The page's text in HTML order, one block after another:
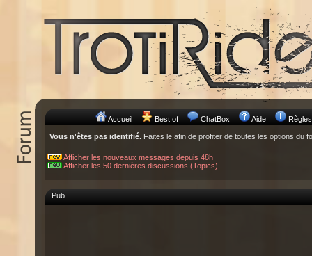
Accueil Best of ChatBox Aide Règles
Vous n'êtes pas identifié. Faites le afin de profiter de toutes les options du
Afficher les nouveaux messages depuis 48h
Afficher les 50 dernières discussions (Topics)
Pub